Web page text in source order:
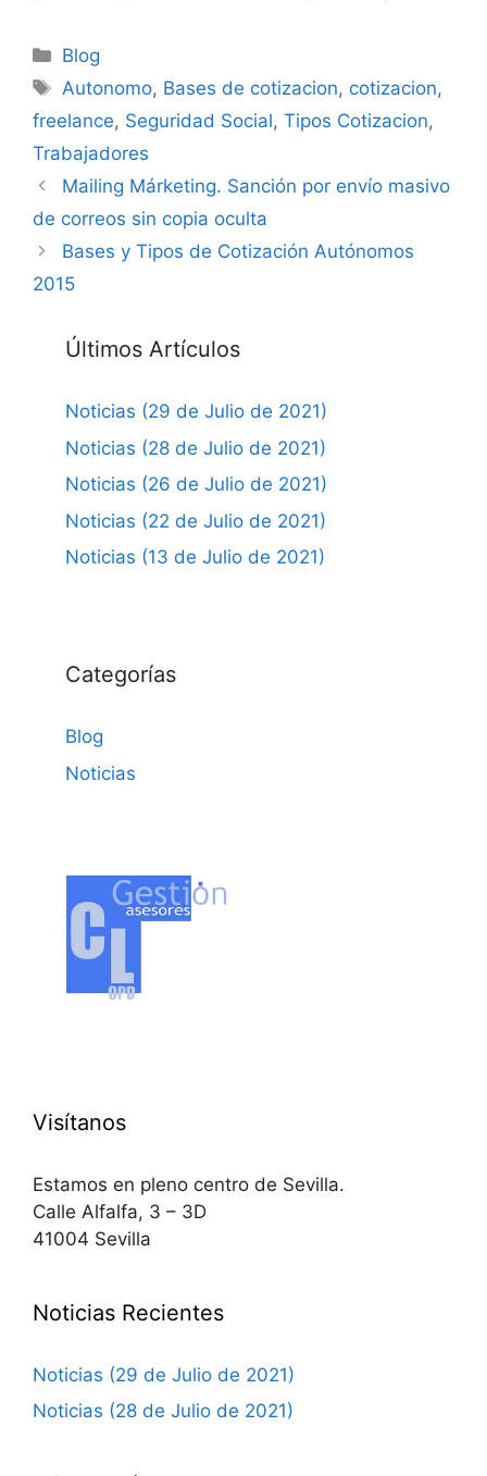
Categorías
Blog
Etiquetas
Autonomo, Bases de cotizacion, cotizacion,
freelance, Seguridad Social, Tipos Cotizacion,
Trabajadores
Mailing Márketing. Sanción por envío masivo
de correos sin copia oculta
Bases y Tipos de Cotización Autónomos
2015
Últimos Artículos
Noticias (29 de Julio de 2021)
Noticias (28 de Julio de 2021)
Noticias (26 de Julio de 2021)
Noticias (22 de Julio de 2021)
Noticias (13 de Julio de 2021)
Categorías
Blog
Noticias
Visítanos
Estamos en pleno centro de Sevilla.
Calle Alfalfa, 3 – 3D
41004 Sevilla
Noticias Recientes
Noticias (29 de Julio de 2021)
Noticias (28 de Julio de 2021)